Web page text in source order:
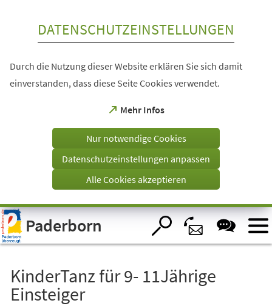
Visuelle
Assistenzsoftware
öffnen.
DATENSCHUTZEINSTELLUNGEN
Durch die Nutzung dieser Website erklären Sie sich damit
einverstanden, dass diese Seite Cookies verwendet.
Mehr Infos
(Öffnet
einem
Tab)
Nur notwendige Cookies
Datenschutzeinstellungen anpassen
Alle Cookies akzeptieren
Paderborn
KinderTanz für 9- 11Jährige
Einsteiger